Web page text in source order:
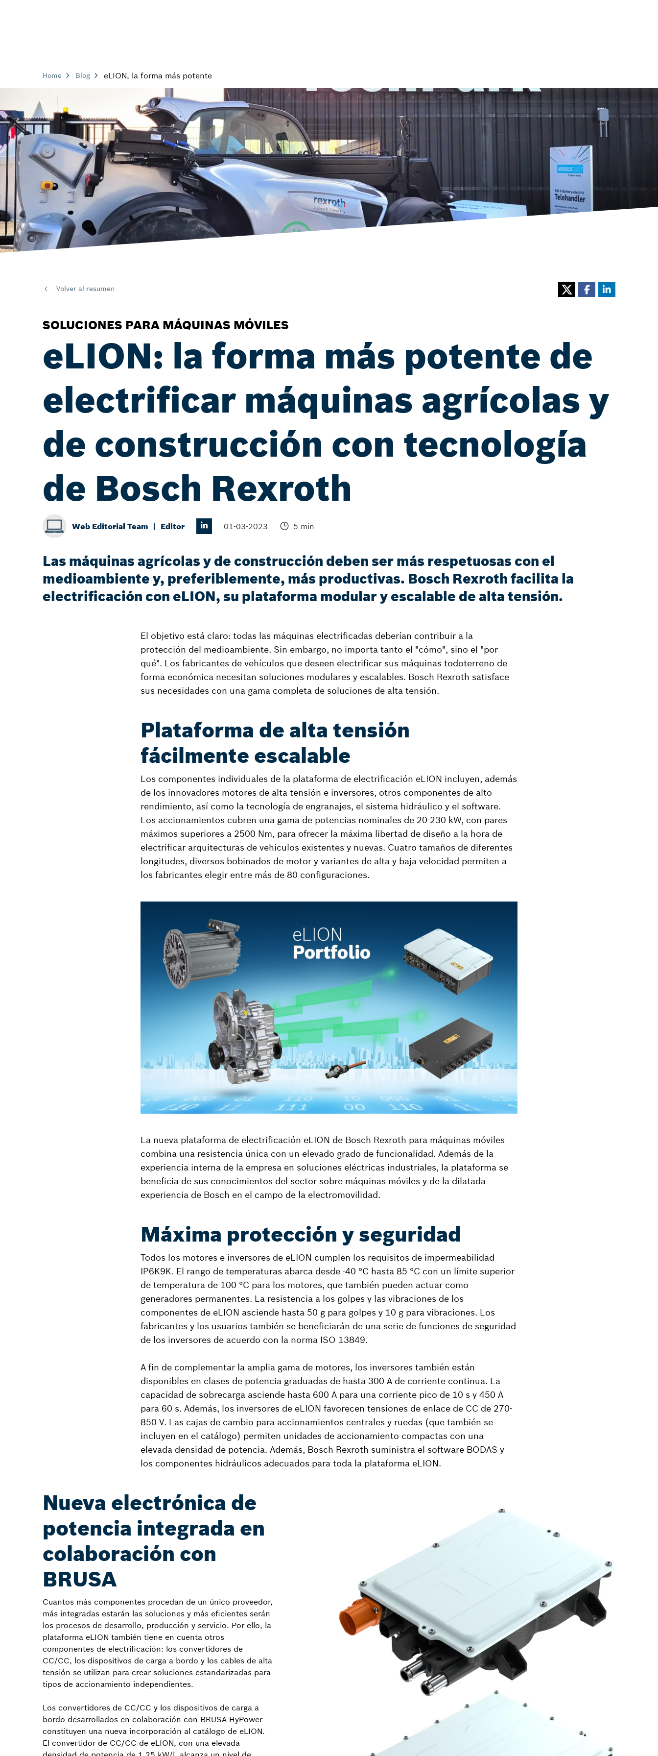
Home Blog eLION, la forma más potente
Volver al resumen
SOLUCIONES PARA MÁQUINAS MÓVILES
eLION: la forma más potente de
electrificar máquinas agrícolas y
de construcción con tecnología
de Bosch Rexroth
Web Editorial Team Editor 01-03-2023 5 min
Las máquinas agrícolas y de construcción deben ser más respetuosas con el
medioambiente y, preferiblemente, más productivas. Bosch Rexroth facilita la
electrificación con eLION, su plataforma modular y escalable de alta tensión.
El objetivo está claro: todas las máquinas electrificadas deberían contribuir a la
protección del medioambiente. Sin embargo, no importa tanto el "cómo", sino el "por
qué". Los fabricantes de vehículos que deseen electrificar sus máquinas todoterreno de
forma económica necesitan soluciones modulares y escalables. Bosch Rexroth satisface
sus necesidades con una gama completa de soluciones de alta tensión.
Plataforma de alta tensión
fácilmente escalable
Los componentes individuales de la plataforma de electrificación eLION incluyen, además
de los innovadores motores de alta tensión e inversores, otros componentes de alto
rendimiento, así como la tecnología de engranajes, el sistema hidráulico y el software.
Los accionamientos cubren una gama de potencias nominales de 20-230 kW, con pares
máximos superiores a 2500 Nm, para ofrecer la máxima libertad de diseño a la hora de
electrificar arquitecturas de vehículos existentes y nuevas. Cuatro tamaños de diferentes
longitudes, diversos bobinados de motor y variantes de alta y baja velocidad permiten a
los fabricantes elegir entre más de 80 configuraciones.
La nueva plataforma de electrificación eLION de Bosch Rexroth para máquinas móviles
combina una resistencia única con un elevado grado de funcionalidad. Además de la
experiencia interna de la empresa en soluciones eléctricas industriales, la plataforma se
beneficia de sus conocimientos del sector sobre máquinas móviles y de la dilatada
experiencia de Bosch en el campo de la electromovilidad.
Máxima protección y seguridad
Todos los motores e inversores de eLION cumplen los requisitos de impermeabilidad
IP6K9K. El rango de temperaturas abarca desde -40 °C hasta 85 °C con un límite superior
de temperatura de 100 °C para los motores, que también pueden actuar como
generadores permanentes. La resistencia a los golpes y las vibraciones de los
componentes de eLION asciende hasta 50 g para golpes y 10 g para vibraciones. Los
fabricantes y los usuarios también se beneficiarán de una serie de funciones de seguridad
de los inversores de acuerdo con la norma ISO 13849.
A fin de complementar la amplia gama de motores, los inversores también están
disponibles en clases de potencia graduadas de hasta 300 A de corriente continua. La
capacidad de sobrecarga asciende hasta 600 A para una corriente pico de 10 s y 450 A
para 60 s. Además, los inversores de eLION favorecen tensiones de enlace de CC de 270-
850 V. Las cajas de cambio para accionamientos centrales y ruedas (que también se
incluyen en el catálogo) permiten unidades de accionamiento compactas con una
elevada densidad de potencia. Además, Bosch Rexroth suministra el software BODAS y
los componentes hidráulicos adecuados para toda la plataforma eLION.
Nueva electrónica de
potencia integrada en
colaboración con
BRUSA
Cuantos más componentes procedan de un único proveedor,
más integradas estarán las soluciones y más eficientes serán
los procesos de desarrollo, producción y servicio. Por ello, la
plataforma eLION también tiene en cuenta otros
componentes de electrificación: los convertidores de
CC/CC, los dispositivos de carga a bordo y los cables de alta
tensión se utilizan para crear soluciones estandarizadas para
tipos de accionamiento independientes.
Los convertidores de CC/CC y los dispositivos de carga a
bordo desarrollados en colaboración con BRUSA HyPower
constituyen una nueva incorporación al catálogo de eLION.
El convertidor de CC/CC de eLION, con una elevada